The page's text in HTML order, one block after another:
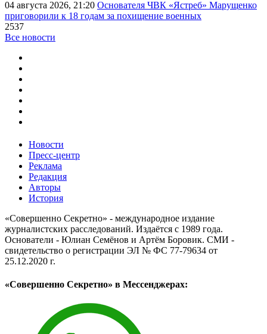
04 августа 2026, 21:20 Основателя ЧВК «Ястреб» Марущенко
приговорили к 18 годам за похищение военных
2537
Все новости
Новости
Пресс-центр
Реклама
Редакция
Авторы
История
«Совершенно Секретно» - международное издание
журналистских расследований. Издаётся с 1989 года.
Основатели - Юлиан Семёнов и Артём Боровик. CМИ -
свидетельство о регистрации ЭЛ № ФС 77-79634 от
25.12.2020 г.
«Совершенно Секретно» в Мессенджерах: